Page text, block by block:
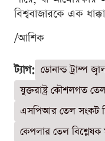
বিশ্ববাজারকে এক
/আশিক
ট্যাগ: ডোনাল্ড ট্রাম্প
যুক্তরাষ্ট্র কৌশলগত
এসপিআর তেল সংকট
কেপলার তেল বিশ্লেষক